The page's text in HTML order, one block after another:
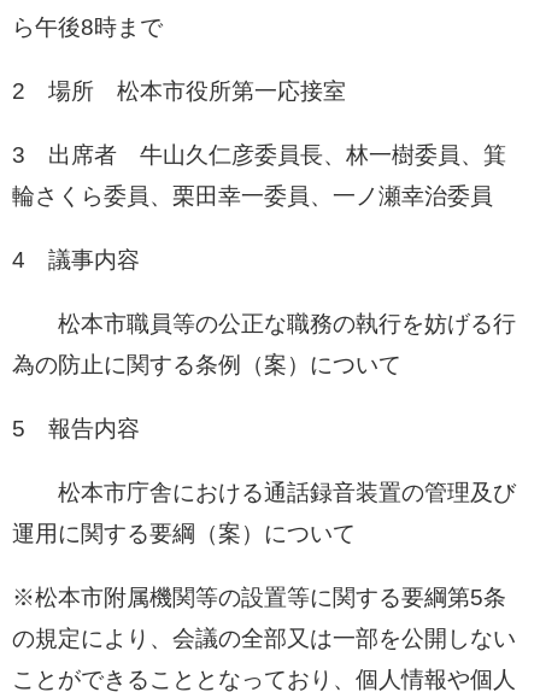
ら午後8時まで
2 場所 松本市役所第一応接室
3 出席者 牛山久仁彦委員長、林一樹委員、箕
輪さくら委員、栗田幸一委員、一ノ瀬幸治委員
4 議事内容
松本市職員等の公正な職務の執行を妨げる行
為の防止に関する条例（案）について
5 報告内容
松本市庁舎における通話録音装置の管理及び
運用に関する要綱（案）について
※松本市附属機関等の設置等に関する要綱第5条
の規定により、会議の全部又は一部を公開しない
ことができることとなっており、個人情報や個人